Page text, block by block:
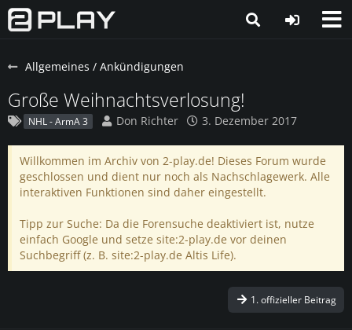
Allgemeines / Ankündigungen
Große Weihnachtsverlosung!
NHL - ArmA 3 Don Richter 3. Dezember 2017
Willkommen im Archiv von 2-play.de! Dieses Forum wurde
geschlossen und dient nur noch als Nachschlagewerk. Alle
interaktiven Funktionen sind daher eingestellt.
Tipp zur Suche: Da die Forensuche deaktiviert ist, nutze
einfach Google und setze site:2-play.de vor deinen
Suchbegriff (z. B. site:2-play.de Altis Life).
1. offizieller Beitrag